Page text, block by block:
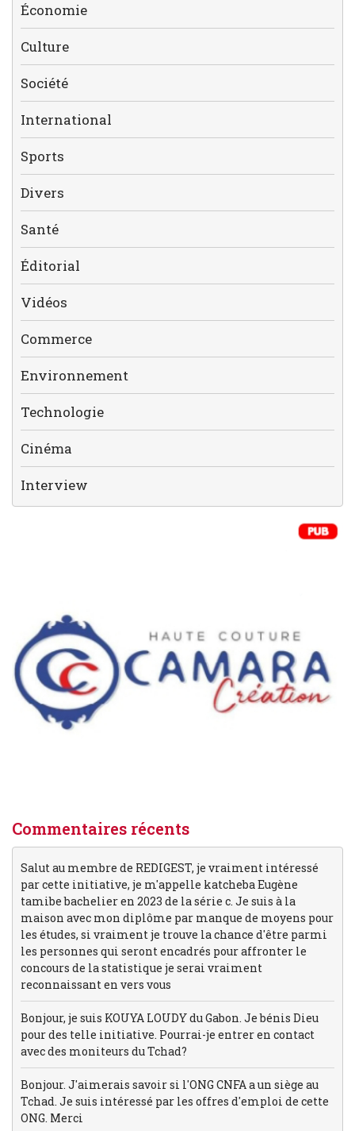
Économie
Culture
Société
International
Sports
Divers
Santé
Éditorial
Vidéos
Commerce
Environnement
Technologie
Cinéma
Interview
Commentaires récents
Salut au membre de REDIGEST, je vraiment intéressé
par cette initiative, je m'appelle katcheba Eugène
tamibe bachelier en 2023 de la série c. Je suis à la
maison avec mon diplôme par manque de moyens pour
les études, si vraiment je trouve la chance d'être parmi
les personnes qui seront encadrés pour affronter le
concours de la statistique je serai vraiment
reconnaissant en vers vous
Bonjour, je suis KOUYA LOUDY du Gabon. Je bénis Dieu
pour des telle initiative. Pourrai-je entrer en contact
avec des moniteurs du Tchad?
Bonjour. J'aimerais savoir si l'ONG CNFA a un siège au
Tchad. Je suis intéressé par les offres d'emploi de cette
ONG. Merci